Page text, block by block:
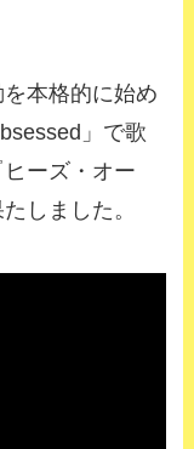
本格的に始め
」で歌
ーズ・オー
しました。